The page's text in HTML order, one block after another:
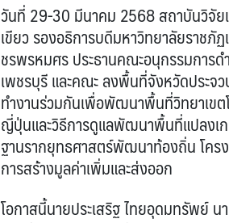
วันที่ 29-30 มีนาคม 2568 สถาบันวิจัย
เขียว รองอธิการบดีมหาวิทยาลัยรา
ชรพรหมศร ประธานคณะอนุกรรมการ
เพชรบุรี และคณะ ลงพื้นที่จังหวัดประจ
ทำงานร่วมกันเพื่อพัฒนาพื้นที่วิทยาเข
ญี่ปุ่นและวิธีการดูแลพัฒนาพื้นที่แปลงเ
ฐานรากยุทธศาสตร์พัฒนาท้องถิ่น โค
การสร้างมูลค่าเพิ่มและส่งออก
โอกาสนี้นายประเสริฐ ไทยอุดมทรัพย์ น